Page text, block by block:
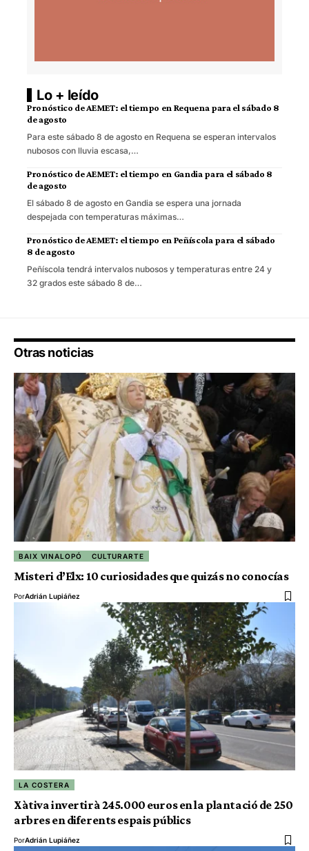
Lo + leído
Pronóstico de AEMET: el tiempo en Requena para el sábado 8
de agosto
Para este sábado 8 de agosto en Requena se esperan intervalos
nubosos con lluvia escasa,…
Pronóstico de AEMET: el tiempo en Gandia para el sábado 8
de agosto
El sábado 8 de agosto en Gandia se espera una jornada
despejada con temperaturas máximas…
Pronóstico de AEMET: el tiempo en Peñíscola para el sábado
8 de agosto
Peñíscola tendrá intervalos nubosos y temperaturas entre 24 y
32 grados este sábado 8 de…
Otras noticias
BAIX VINALOPÓ CULTURARTE
Misteri d’Elx: 10 curiosidades que quizás no conocías
PorAdrián Lupiáñez
LA COSTERA
Xàtiva invertirà 245.000 euros en la plantació de 250
arbres en diferents espais públics
PorAdrián Lupiáñez